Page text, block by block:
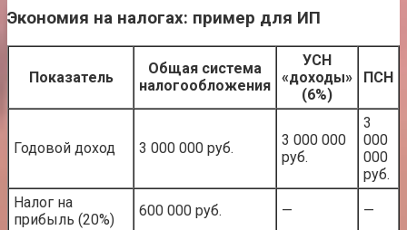
Экономия на налогах: пример для ИП
Показатель
Общая система
налогообложения
УСН
«доходы»
(6%)
ПСН
Годовой доход 3 000 000 руб.
3 000 000
руб.
3
000
000
руб.
Налог на
прибыль (20%)
600 000 руб. — —